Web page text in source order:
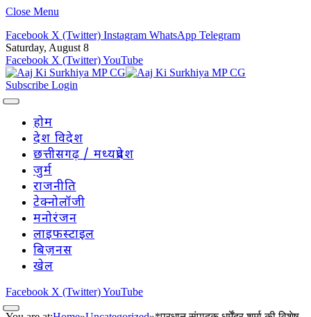
Close Menu
Facebook X (Twitter) Instagram WhatsApp Telegram
Saturday, August 8
Facebook X (Twitter)YouTube
Subscribe Login
होम
देश विदेश
छत्तीसगढ़ / मध्यप्रदेश
जुर्म
राजनीति
टेक्नोलॉजी
मनोरंजन
लाइफस्टाइल
बिज़नस
खेल
Facebook X (Twitter)YouTube